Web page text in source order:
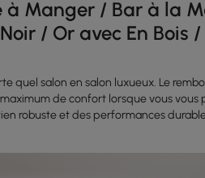
à Manger / Bar à la
/ Or avec En Bois
quel salon en salon luxueux. Le
de confort lorsque vous vous
robuste et des performances